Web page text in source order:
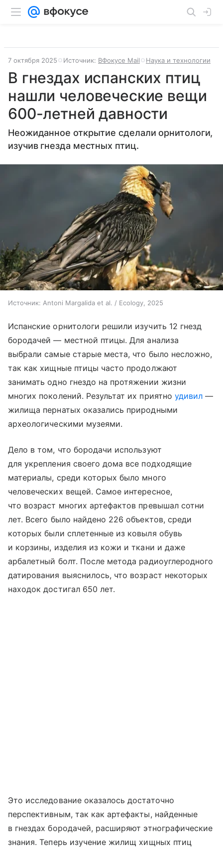
7 октября 2025 Источник: ВФокусе Mail Наука и технологии
В гнездах испанских птиц
нашли человеческие вещи
600-летней давности
Неожиданное открытие сделали орнитологи,
изучив гнезда местных птиц.
Источник: Antoni Margalida et al. / Ecology, 2025
Испанские орнитологи решили изучить 12 гнезд
бородачей — местной птицы. Для анализа
выбрали самые старые места, что было несложно,
так как хищные птицы часто продолжают
занимать одно гнездо на протяжении жизни
многих поколений. Результат их приятно удивил —
жилища пернатых оказались природными
археологическими музеями.
Дело в том, что бородачи используют
для укрепления своего дома все подходящие
материалы, среди которых было много
человеческих вещей. Самое интересное,
что возраст многих артефактов превышал сотни
лет. Всего было найдено 226 объектов, среди
которых были сплетенные из ковыля обувь
и корзины, изделия из кожи и ткани и даже
арбалетный болт. После метода радиоуглеродного
датирования выяснилось, что возраст некоторых
находок достигал 650 лет.
Это исследование оказалось достаточно
перспективным, так как артефакты, найденные
в гнездах бородачей, расширяют этнографические
знания. Теперь изучение жилищ хищных птиц